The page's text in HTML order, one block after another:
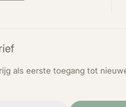
als eerste toegang tot